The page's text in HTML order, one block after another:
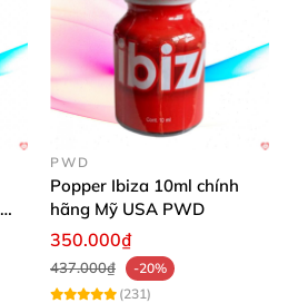
PWD
Popper Ibiza 10ml chính
hãng Mỹ USA PWD
350.000₫
437.000₫
-20%
(231)